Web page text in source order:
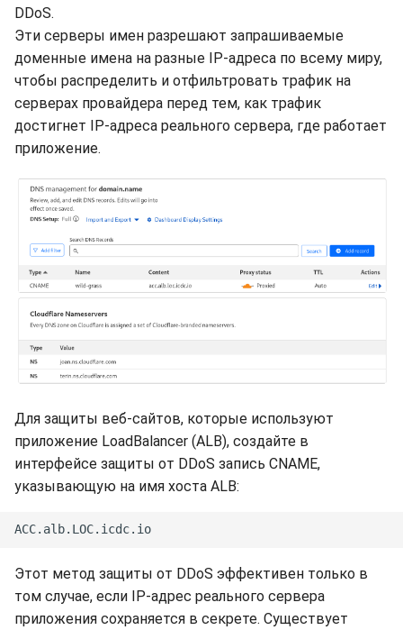
DDoS.
Эти серверы имен разрешают запрашиваемые
доменные имена на разные IP-адреса по всему миру,
чтобы распределить и отфильтровать трафик на
серверах провайдера перед тем, как трафик
достигнет IP-адреса реального сервера, где работает
приложение.
Для защиты веб-сайтов, которые используют
приложение LoadBalancer (ALB), создайте в
интерфейсе защиты от DDoS запись CNAME,
указывающую на имя хоста ALB:
Этот метод защиты от DDoS эффективен только в
том случае, если IP-адрес реального сервера
приложения сохраняется в секрете. Существует